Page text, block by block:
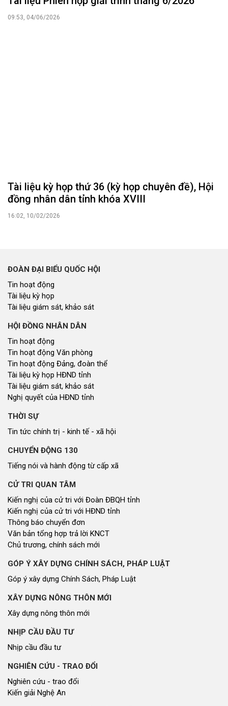
09:53, 04/06/2026
Tài liệu kỳ họp thứ 36 (kỳ họp chuyên đề), Hội
đồng nhân dân tỉnh khóa XVIII
16:02, 10/02/2026
ĐOÀN ĐẠI BIỂU QUỐC HỘI
Tin hoạt động
Tài liệu kỳ họp
Tài liệu giám sát, khảo sát
HỘI ĐỒNG NHÂN DÂN
Tin hoạt động
Tin hoạt động Văn phòng
Tin hoạt động Đảng, đoàn thể
Tài liệu kỳ họp HĐND tỉnh
Tài liệu giám sát, khảo sát
Nghị quyết của HĐND tỉnh
THỜI SỰ
Tin tức chính trị - kinh tế - xã hội
CHUYỂN ĐỘNG 130
Tiếng nói và hành động từ cấp xã
CỬ TRI QUAN TÂM
Kiến nghị của cử tri với Đoàn ĐBQH tỉnh
Kiến nghị của cử tri với HĐND tỉnh
Thông báo chuyển đơn
Văn bản tổng hợp trả lời KNCT
Chủ trương, chính sách mới
GÓP Ý XÂY DỰNG CHÍNH SÁCH, PHÁP LUẬT
Góp ý xây dựng Chính Sách, Pháp Luật
XÂY DỰNG NÔNG THÔN MỚI
Xây dựng nông thôn mới
NHỊP CẦU ĐẦU TƯ
Nhịp cầu đầu tư
NGHIÊN CỨU - TRAO ĐỔI
Nghiên cứu - trao đổi
Kiến giải Nghệ An